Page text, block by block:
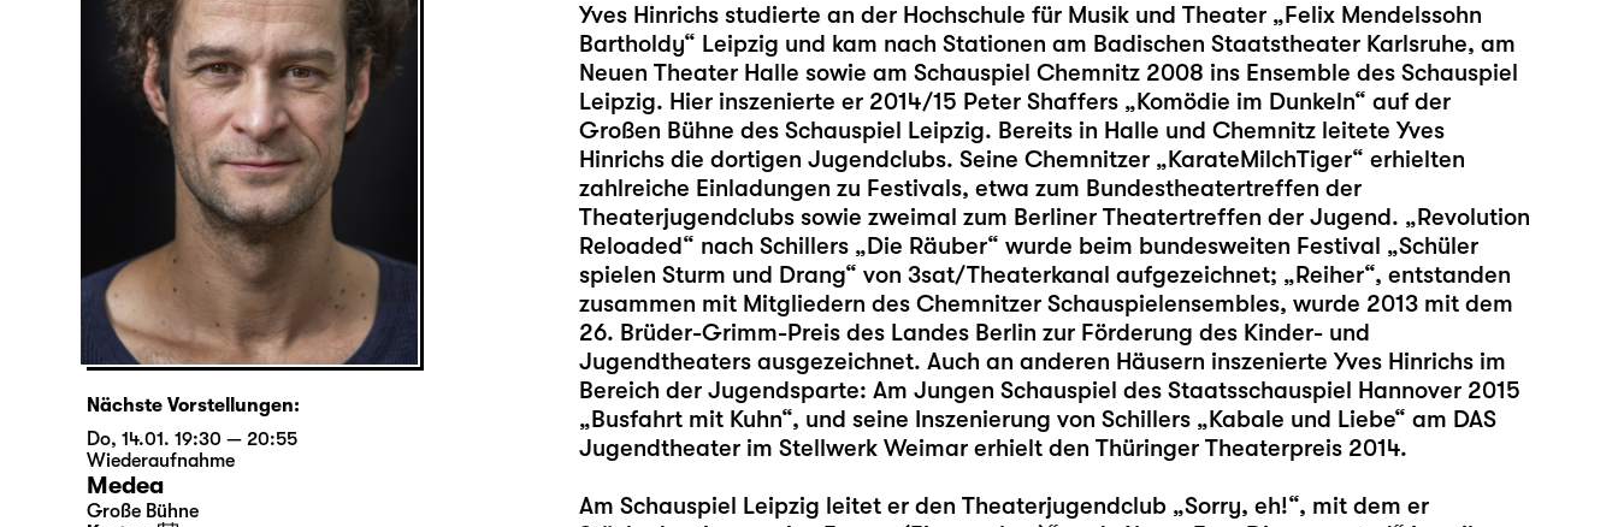
Yves Hinrichs studierte an der Hochschule für Musik und Theater „Felix Mendelssohn
Bartholdy“ Leipzig und kam nach Stationen am Badischen Staatstheater Karlsruhe, am
Neuen Theater Halle sowie am Schauspiel Chemnitz 2008 ins Ensemble des Schauspiel
Leipzig. Hier inszenierte er 2014/15 Peter Shaffers „Komödie im Dunkeln“ auf der
Großen Bühne des Schauspiel Leipzig. Bereits in Halle und Chemnitz leitete Yves
Hinrichs die dortigen Jugendclubs. Seine Chemnitzer „KarateMilchTiger“ erhielten
zahlreiche Einladungen zu Festivals, etwa zum Bundestheatertreffen der
Theaterjugendclubs sowie zweimal zum Berliner Theatertreffen der Jugend. „Revolution
Reloaded“ nach Schillers „Die Räuber“ wurde beim bundesweiten Festival „Schüler
spielen Sturm und Drang“ von 3sat/Theaterkanal aufgezeichnet; „Reiher“, entstanden
zusammen mit Mitgliedern des Chemnitzer Schauspielensembles, wurde 2013 mit dem
26. Brüder-Grimm-Preis des Landes Berlin zur Förderung des Kinder- und
Jugendtheaters ausgezeichnet. Auch an anderen Häusern inszenierte Yves Hinrichs im
Bereich der Jugendsparte: Am Jungen Schauspiel des Staatsschauspiel Hannover 2015
„Busfahrt mit Kuhn“, und seine Inszenierung von Schillers „Kabale und Liebe“ am DAS
Jugendtheater im Stellwerk Weimar erhielt den Thüringer Theaterpreis 2014.
Am Schauspiel Leipzig leitet er den Theaterjugendclub „Sorry, eh!“, mit dem er
Nächste Vorstellungen:
Do, 14.01. 19:30 — 20:55
Wiederaufnahme
Medea
Große Bühne